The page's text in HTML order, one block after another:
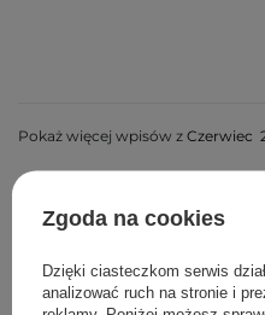
Pokaż więcej wpisów z Czerwiec
Zgoda na cookies
Dzięki ciasteczkom serwis
analizować ruch na stronie i